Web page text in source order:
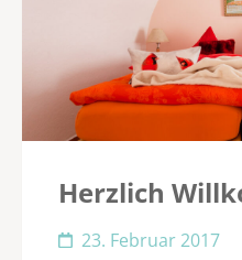
Herzlich
23. Februar 2017